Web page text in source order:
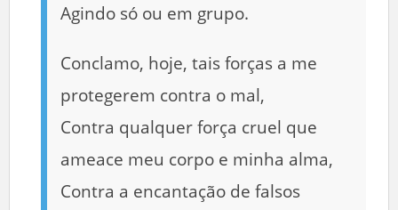
Agindo só ou em grupo.
Conclamo, hoje, tais forças a me
protegerem contra o mal,
Contra qualquer força cruel que
ameace meu corpo e minha alma,
Contra a encantação de falsos